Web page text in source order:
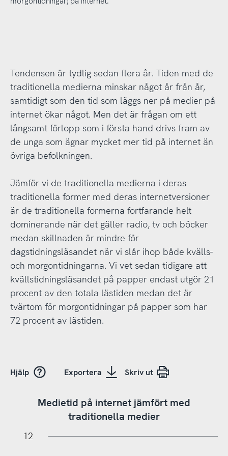
Tendensen är tydlig sedan flera år. Tiden med de
traditionella medierna minskar något år från år,
samtidigt som den tid som läggs ner på medier på
internet ökar något. Men det är frågan om ett
långsamt förlopp som i första hand drivs fram av
de unga som ägnar mycket mer tid på internet än
övriga befolkningen.
Jämför vi de traditionella medierna i deras
traditionella former med deras internetversioner
är de traditionella formerna fortfarande helt
dominerande när det gäller radio, tv och böcker
medan skillnaden är mindre för
dagstidningsläsandet när vi slår ihop både kvälls-
och morgontidningarna. Vi vet sedan tidigare att
kvällstidningsläsandet på papper endast utgör 21
procent av den totala lästiden medan det är
tvärtom för morgontidningar på papper som har
72 procent av lästiden.
Hjälp Exportera Skriv ut
Medietid på internet jämfört med
traditionella medier
12